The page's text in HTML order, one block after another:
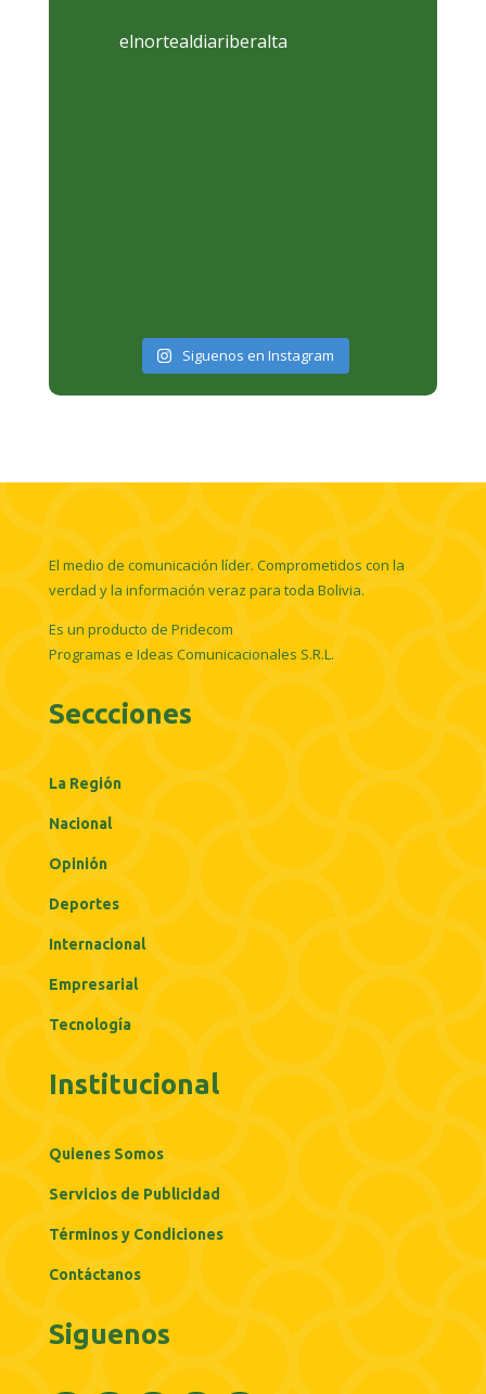
elnortealdiariberalta
Siguenos en Instagram
El medio de comunicación líder. Comprometidos con la
verdad y la información veraz para toda Bolivia.
Es un producto de Pridecom
Programas e Ideas Comunicacionales S.R.L.
Seccciones
La Región
Nacional
Opinión
Deportes
Internacional
Empresarial
Tecnología
Institucional
Quienes Somos
Servicios de Publicidad
Términos y Condiciones
Contáctanos
Siguenos